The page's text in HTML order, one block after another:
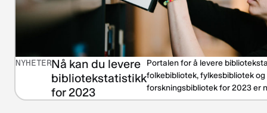
NYHETERNå kan du levere
bibliotekstatistikk
for 2023
Portalen for å levere
folkebibliotek, fylkesbibliotek
forskningsbibliotek for 2023 er